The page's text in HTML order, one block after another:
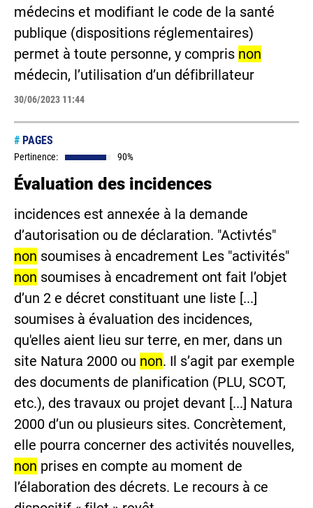
médecins et modifiant le code de la santé
publique (dispositions réglementaires)
permet à toute personne, y compris non
médecin, l’utilisation d’un défibrillateur
30/06/2023 11:44
# PAGES
Pertinence: 90%
Évaluation des incidences
incidences est annexée à la demande
d’autorisation ou de déclaration. "Activtés"
non soumises à encadrement Les "activités"
non soumises à encadrement ont fait l’objet
d’un 2 e décret constituant une liste [...]
soumises à évaluation des incidences,
qu'elles aient lieu sur terre, en mer, dans un
site Natura 2000 ou non. Il s’agit par exemple
des documents de planification (PLU, SCOT,
etc.), des travaux ou projet devant [...] Natura
2000 d’un ou plusieurs sites. Concrètement,
elle pourra concerner des activités nouvelles,
non prises en compte au moment de
l’élaboration des décrets. Le recours à ce